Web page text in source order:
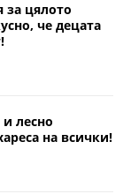
за цялото
че децата
лесно
на всички!